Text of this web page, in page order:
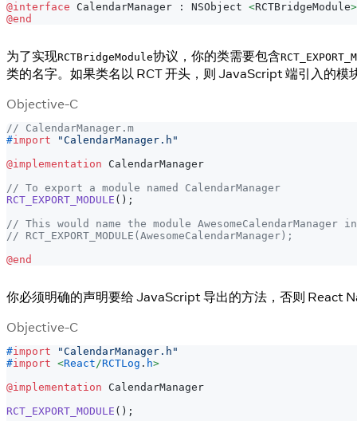
@interface CalendarManager : NSObject <RCTBridgeModule>
@end
为了实现RCTBridgeModule协议，你的类需要包含
类的名字。如果类名以 RCT 开头，则 JavaScript 端引入的模
Objective-C
// CalendarManager.m
#import
"CalendarManager.h"
@implementation CalendarManager
// To export a module named CalendarManager
RCT_EXPORT_MODULE ( ) ;
// This would name the module AwesomeCalendarManager
// RCT_EXPORT_MODULE(AwesomeCalendarManager);
@end
你必须明确的声明要给 JavaScript 导出的方法，否则 React
Objective-C
#import
"CalendarManager.h"
#import <React/RCTLog . h>
@implementation CalendarManager
RCT_EXPORT_MODULE ( ) ;